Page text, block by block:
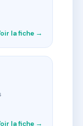
la fiche →
la fiche →